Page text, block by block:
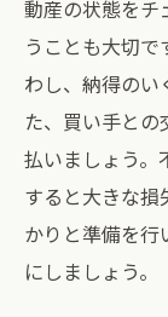
動産の状態をチ
うことも大切
わし、納得のい
た、買い手と
払いましょう。
すると大きな損
かりと準備を行
にしましょう。